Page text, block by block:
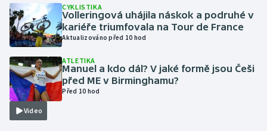
Parasport
Plavání
Plážový volejbal
Ragby
CYKLISTIKA
Volleringová uhájila náskok a podruhé v
kariéře triumfovala na Tour de France
Aktualizováno před 10 hod
Video
ATLETIKA
Manuel a kdo dál? V jaké formě jsou Češi
před ME v Birminghamu?
Před 10 hod